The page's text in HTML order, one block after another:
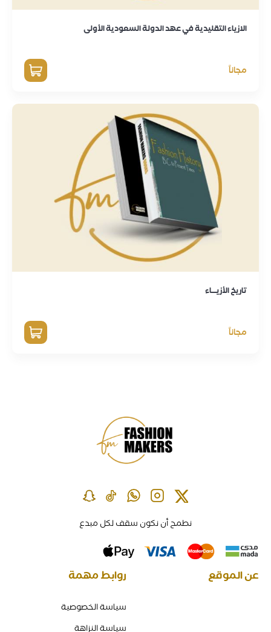
مجاناً
تاريخ الأزيــــاء
مجاناً
نطمح أن نكون سقف لكل مبدع
عن الموقع روابط مهمة
سياسة الخصوصية
سياسة النزاهة